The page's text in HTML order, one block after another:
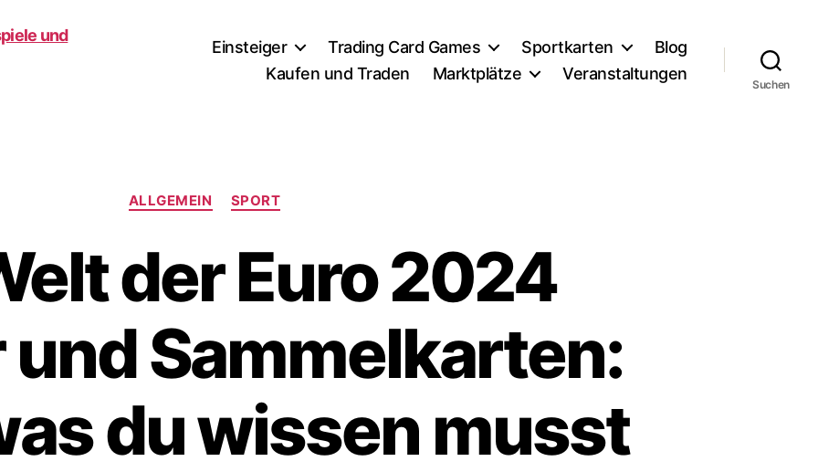
Einsteiger Trading Card Games Sportkarten
Blog
Kaufen und Traden
Marktplätze Veranstaltungen
Suchen
Kategorien
ALLGEMEIN SPORT
der Euro 2024
Sammelkarten:
du wissen musst